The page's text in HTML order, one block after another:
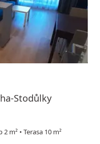
Stodůlky
m² • Terasa 10 m²